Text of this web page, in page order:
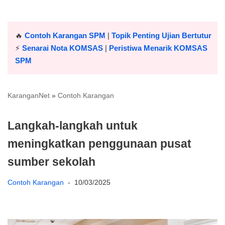
🔥 Contoh Karangan SPM | Topik Penting Ujian Bertutur
⚡️ Senarai Nota KOMSAS | Peristiwa Menarik KOMSAS
SPM
KaranganNet » Contoh Karangan
Langkah-langkah untuk
meningkatkan penggunaan pusat
sumber sekolah
Contoh Karangan 10/03/2025